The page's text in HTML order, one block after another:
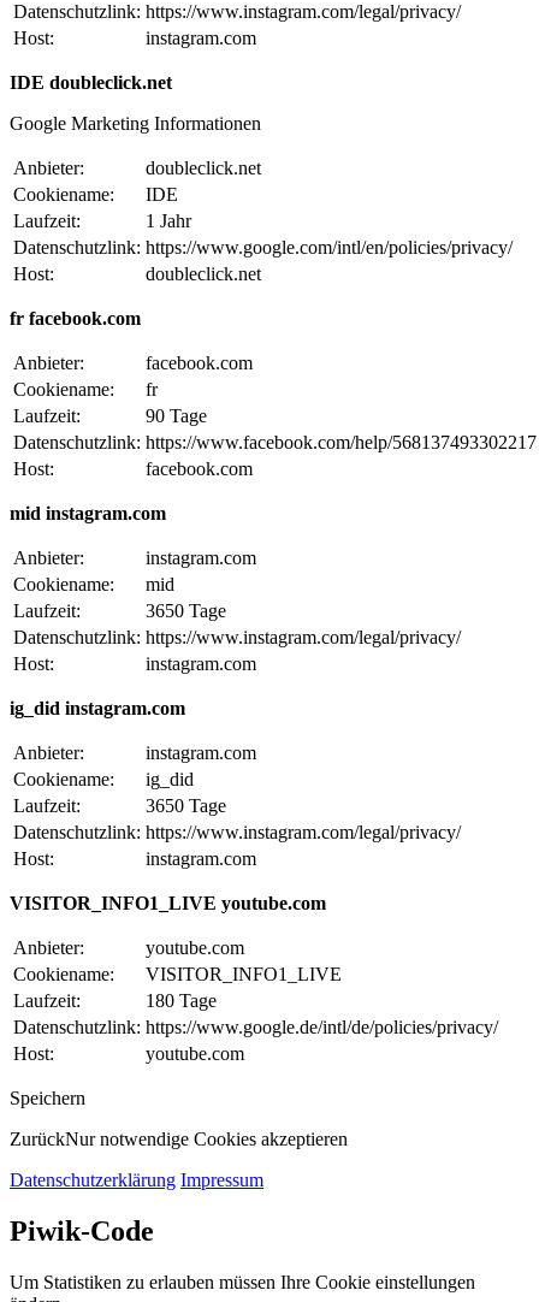
Datenschutzlink: https://www.instagram.com/legal/privacy/
Host:
instagram.com
IDE doubleclick.net
Google Marketing Informationen
Anbieter:
doubleclick.net
Cookiename:
IDE
Laufzeit:
1 Jahr
Datenschutzlink: https://www.google.com/intl/en/policies/privacy/
Host:
doubleclick.net
fr facebook.com
Anbieter:
facebook.com
Cookiename:
fr
Laufzeit:
90 Tage
Datenschutzlink: https://www.facebook.com/help/568137493302217
Host:
facebook.com
mid instagram.com
Anbieter:
instagram.com
Cookiename:
mid
Laufzeit:
3650 Tage
Datenschutzlink: https://www.instagram.com/legal/privacy/
Host:
instagram.com
ig_did instagram.com
Anbieter:
instagram.com
Cookiename:
ig_did
Laufzeit:
3650 Tage
Datenschutzlink: https://www.instagram.com/legal/privacy/
Host:
instagram.com
VISITOR_INFO1_LIVE youtube.com
Anbieter:
youtube.com
Cookiename:
VISITOR_INFO1_LIVE
Laufzeit:
180 Tage
Datenschutzlink: https://www.google.de/intl/de/policies/privacy/
Host:
youtube.com
Speichern
ZurückNur notwendige Cookies akzeptieren
Datenschutzerklärung Impressum
Piwik-Code
Um Statistiken zu erlauben müssen Ihre Cookie einstellungen